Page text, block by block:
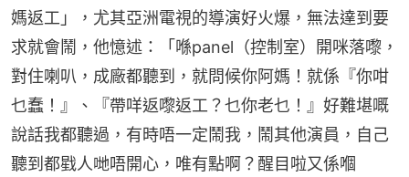
媽返工」，尤其亞洲電視的導演好火爆，無法達到要
求就會鬧，他憶述：「喺panel（控制室）開咪落嚟，
對住喇叭，成廠都聽到，就問候你阿媽！就係『你咁
乜蠢！』、『帶咩返嚟返工？乜你老乜！』好難堪嘅
說話我都聽過，有時唔一定鬧我，鬧其他演員，自己
聽到都戥人哋唔開心，唯有點啊？醒目啦又係嗰